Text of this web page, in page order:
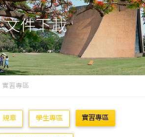
文件下載
實習專區
規章 學生專區 實習專區